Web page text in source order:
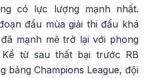
có lực lượng mạnh nhất.
đầu mùa giải thi đấu khá
mạnh mẽ trở lại với phong
từ sau thất bại trước RB
bảng Champions League, đội